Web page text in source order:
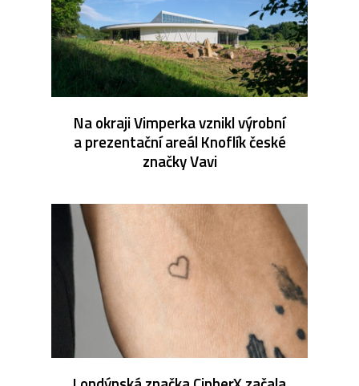
Na okraji Vimperka vznikl výrobní
a prezentační areál Knoflík české
značky Vavi